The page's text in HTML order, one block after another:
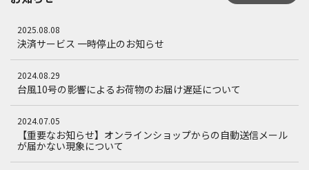
2025.08.08
決済サービス 一時停止のお知らせ
2024.08.29
台風10号の影響によるお荷物のお届け遅延について
2024.07.05
【重要なお知らせ】オンラインショップからの自動送信メール
が届かない現象について